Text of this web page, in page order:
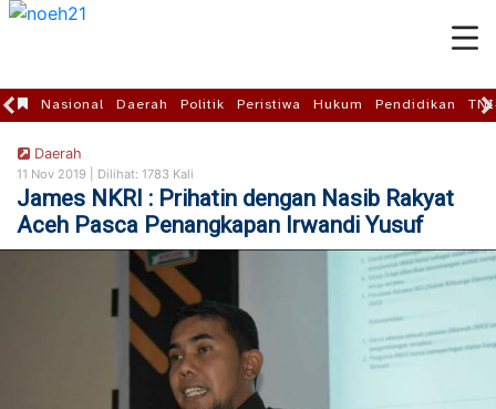
Nasional Daerah Politik Peristiwa Hukum Pendidikan
Daerah
11 Nov 2019 | Dilihat: 1783 Kali
James NKRI : Prihatin dengan Nasib Rakyat
Aceh Pasca Penangkapan Irwandi Yusuf